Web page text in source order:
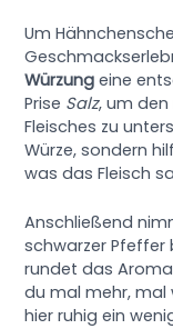
Um
Würzung eine
Prise Salz, um
Fleisches zu
Würze, sondern
was das Fleisch
Anschließend
schwarzer Pfeffer
rundet das
du mal mehr, mal
hier ruhig ein